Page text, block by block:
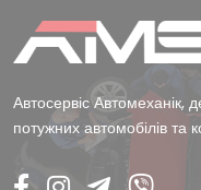
Автосервіс Автомеханік,
потужних автомобілів та